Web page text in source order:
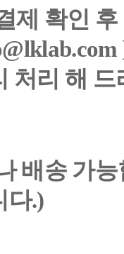
제 확인
처리 해
배송 가
다.)